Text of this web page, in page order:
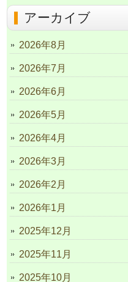
アーカイブ
2026年8月
2026年7月
2026年6月
2026年5月
2026年4月
2026年3月
2026年2月
2026年1月
2025年12月
2025年11月
2025年10月